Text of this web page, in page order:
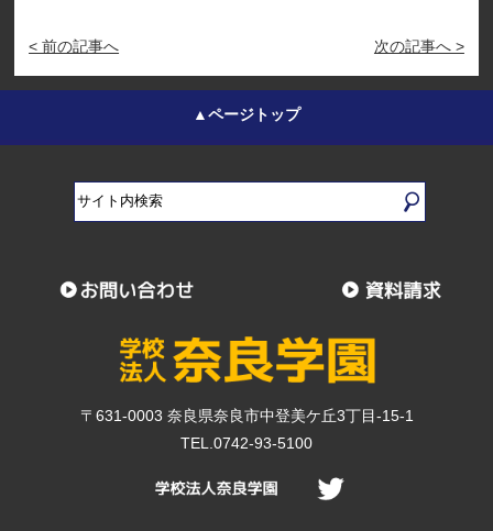
< 前の記事へ 次の記事へ >
▲ページトップ
〒631-0003 奈良県奈良市中登美ケ丘3丁目-15-1
TEL.0742-93-5100